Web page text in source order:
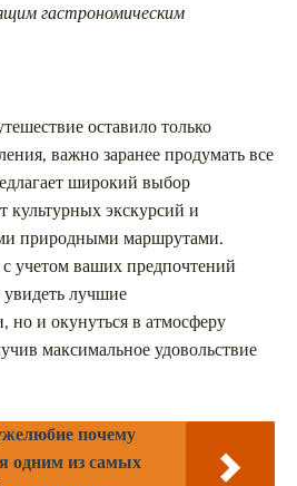
гастрономическим
оставило только
важно заранее продумать все
широкий выбор
культурных экскурсий и
природными маршрутами.
учетом ваших предпочтений
увидеть лучшие
но и окунуться в атмосферу
максимальное удовольствие
почему
одним из самых